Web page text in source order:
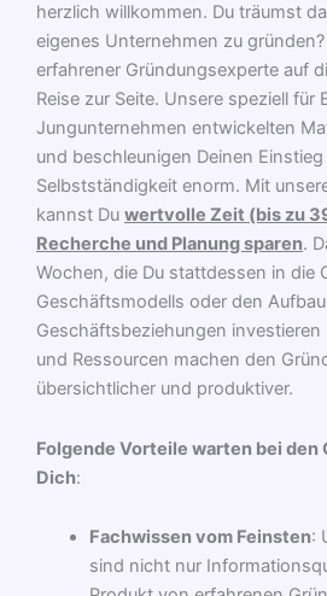
herzlich willkommen. Du träumst
eigenes Unternehmen zu
erfahrener Gründungsexperte auf
Reise zur Seite. Unsere speziell für
Jungunternehmen entwickelten
und beschleunigen Deinen
Selbstständigkeit enorm. Mit
kannst Du wertvolle Zeit (bis zu
Recherche und Planung sparen.
Wochen, die Du stattdessen in die
Geschäftsmodells oder den
Geschäftsbeziehungen
und Ressourcen machen den
übersichtlicher und produktiver.
Folgende Vorteile warten bei den
Dich:
Fachwissen vom Feinsten:
sind nicht nur